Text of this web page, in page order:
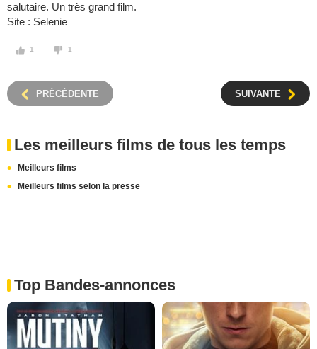
salutaire. Un très grand film.
Site : Selenie
1 1
PRÉCÉDENTE SUIVANTE
Les meilleurs films de tous les temps
Meilleurs films
Meilleurs films selon la presse
Top Bandes-annonces